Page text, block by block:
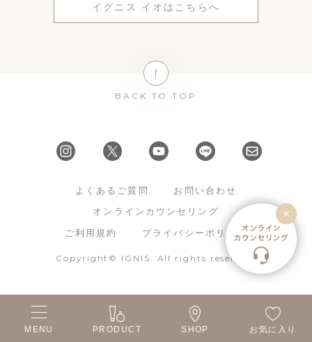
MENU PRODUCT SHOP お気に入り
イグニス イオはこちらへ
BACK TO TOP
よくあるご質問 お問い合わせ
オンラインカウンセリング
ご利用規約 プライバシーポリシー
Copyright© IGNIS. All rights reserved.